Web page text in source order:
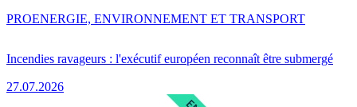
Incendies ravageurs : l'exécutif européen reconnaît être submergé
27.07.2026
PROENERGIE, ENVIRONNEMENT ET TRANSPORT